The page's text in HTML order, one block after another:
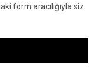
form aracılığıyla siz